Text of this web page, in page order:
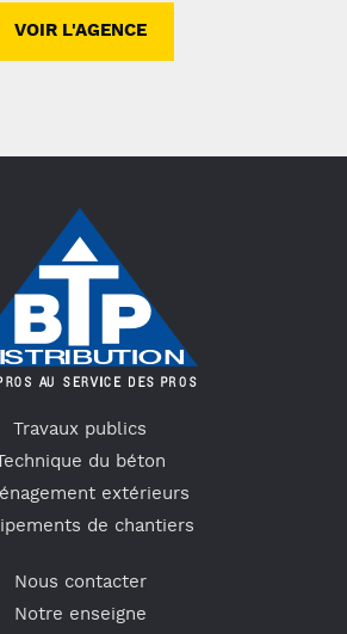
VOIR L'AGENCE
Travaux publics
du béton
extérieurs
de chantiers
Nous contacter
Notre enseigne